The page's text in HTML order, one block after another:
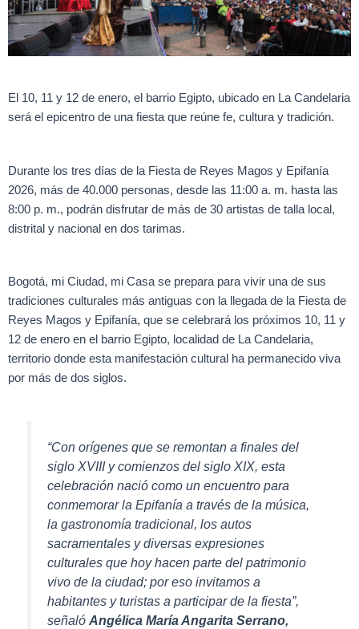
El 10, 11 y 12 de enero, el barrio Egipto, ubicado en La Candelaria
será el epicentro de una fiesta que reúne fe, cultura y tradición.
Durante los tres días de la Fiesta de Reyes Magos y Epifanía
2026, más de 40.000 personas, desde las 11:00 a. m. hasta las
8:00 p. m., podrán disfrutar de más de 30 artistas de talla local,
distrital y nacional en dos tarimas.
Bogotá, mi Ciudad, mi Casa se prepara para vivir una de sus
tradiciones culturales más antiguas con la llegada de la Fiesta de
Reyes Magos y Epifanía, que se celebrará los próximos 10, 11 y
12 de enero en el barrio Egipto, localidad de La Candelaria,
territorio donde esta manifestación cultural ha permanecido viva
por más de dos siglos.
“Con orígenes que se remontan a finales del
siglo XVIII y comienzos del siglo XIX, esta
celebración nació como un encuentro para
conmemorar la Epifanía a través de la música,
la gastronomía tradicional, los autos
sacramentales y diversas expresiones
culturales que hoy hacen parte del patrimonio
vivo de la ciudad; por eso invitamos a
habitantes y turistas a participar de la fiesta”,
señalóAngélica María Angarita Serrano,